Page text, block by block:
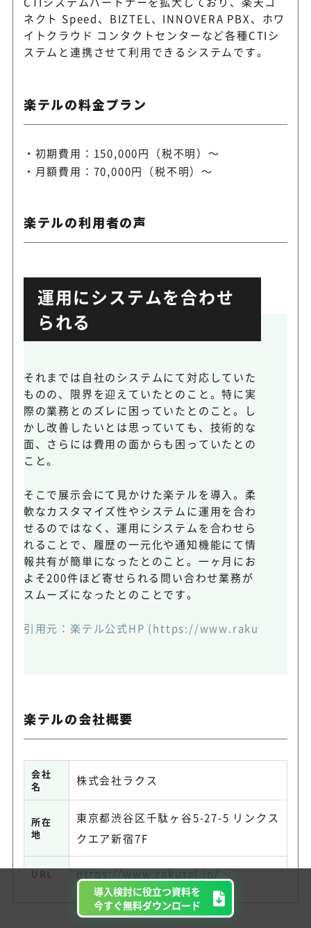
導入検討に役立つ資料を
今すぐ無料ダウンロード
ネクト Speed、BIZTEL、INNOVERA PBX、ホワ
イトクラウド コンタクトセンターなど各種CTIシ
ステムと連携させて利用できるシステムです。
楽テルの料金プラン
初期費用：150,000円（税不明）～
月額費用：70,000円（税不明）～
楽テルの利用者の声
運用にシステムを合わせ
られる
それまでは自社のシステムにて対応していた
ものの、限界を迎えていたとのこと。特に実
際の業務とのズレに困っていたとのこと。し
かし改善したいとは思っていても、技術的な
面、さらには費用の面からも困っていたとの
こと。
そこで展示会にて見かけた楽テルを導入。柔
軟なカスタマイズ性やシステムに運用を合わ
せるのではなく、運用にシステムを合わせら
れることで、履歴の一元化や通知機能にて情
報共有が簡単になったとのこと。一ヶ月にお
よそ200件ほど寄せられる問い合わせ業務が
スムーズになったとのことです。
引用元： 楽テル公式HP (https://www.rakutel.jp/
楽テルの会社概要
会社
名
株式会社ラクス
所在
地
東京都渋谷区千駄ヶ谷5-27-5 リンクス
クエア新宿7F
https://www.rakutel.jp/